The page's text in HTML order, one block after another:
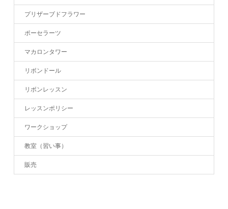
プリザーブドフラワー
ポーセラーツ
マカロンタワー
リボンドール
リボンレッスン
レッスンポリシー
ワークショップ
教室（習い事）
販売